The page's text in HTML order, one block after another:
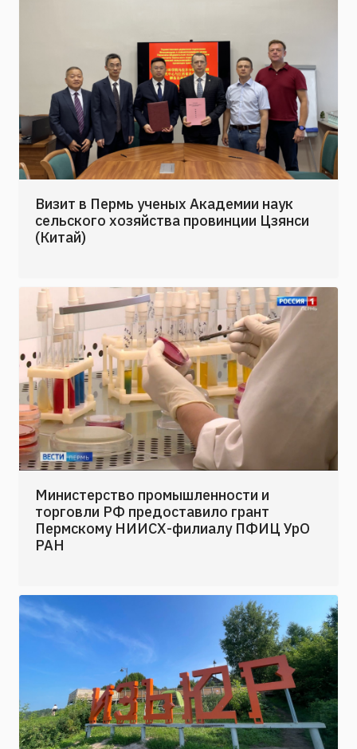
Визит в Пермь ученых Академии наук
сельского хозяйства провинции Цзянси
(Китай)
Министерство промышленности и
торговли РФ предоставило грант
Пермскому НИИСХ-филиалу ПФИЦ УрО
РАН